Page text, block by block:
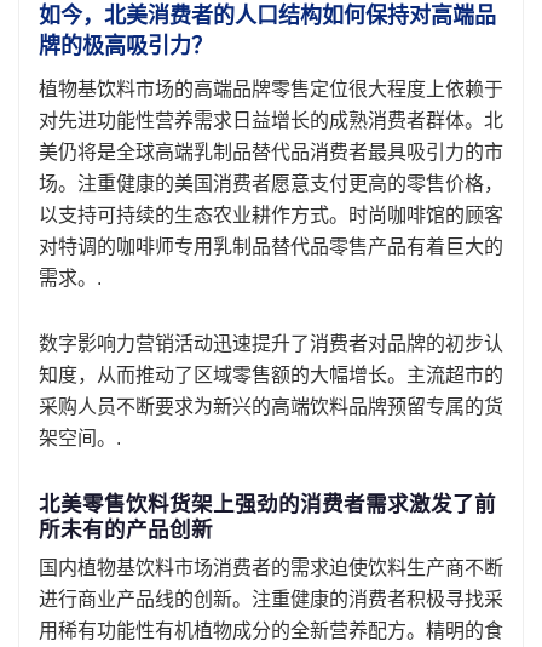
如今，北美消费者的人口结构如何保持对高端品
牌的极高吸引力？
植物基饮料市场的高端品牌零售定位很大程度上依赖于
对先进功能性营养需求日益增长的成熟消费者群体。北
美仍将是全球高端乳制品替代品消费者最具吸引力的市
场。注重健康的美国消费者愿意支付更高的零售价格，
以支持可持续的生态农业耕作方式。时尚咖啡馆的顾客
对特调的咖啡师专用乳制品替代品零售产品有着巨大的
需求。.
数字影响力营销活动迅速提升了消费者对品牌的初步认
知度，从而推动了区域零售额的大幅增长。主流超市的
采购人员不断要求为新兴的高端饮料品牌预留专属的货
架空间。.
北美零售饮料货架上强劲的消费者需求激发了前
所未有的产品创新
国内植物基饮料市场消费者的需求迫使饮料生产商不断
进行商业产品线的创新。注重健康的消费者积极寻找采
用稀有功能性有机植物成分的全新营养配方。精明的食